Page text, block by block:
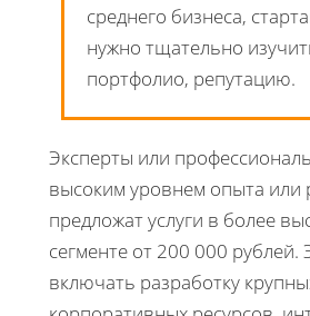
среднего бизнеса,
нужно тщательно
портфолио, репутацию.
Эксперты или
высоким уровнем опыта или
предложат услуги в более
сегменте от 200 000 рублей.
включать разработку